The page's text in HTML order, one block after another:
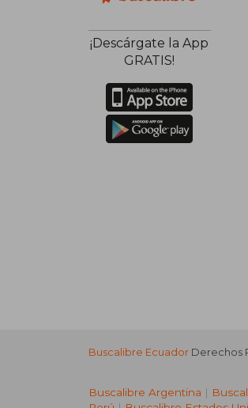
¡Descárgate la App
GRATIS!
Buscalibre Ecuador Derechos
Buscalibre Argentina |